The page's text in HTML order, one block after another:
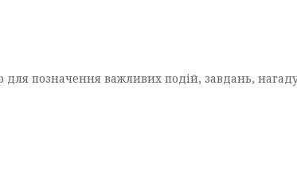
позначення важливих подій, завдань,